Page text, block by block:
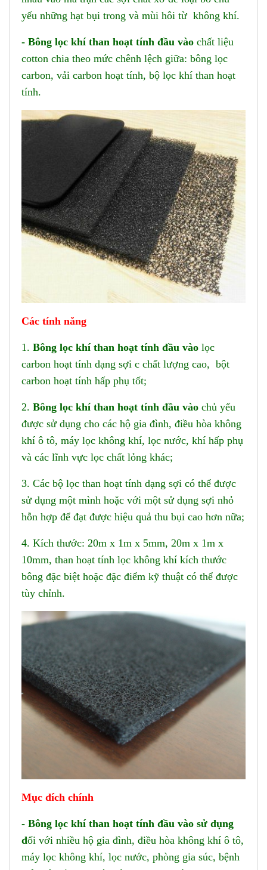
yếu những hạt bụi trong và mùi hôi từ không khí.
- Bông lọc khí than hoạt tính đầu vào chất liệu
cotton chia theo mức chênh lệch giữa: bông lọc
carbon, vải carbon hoạt tính, bộ lọc khí than hoạt
tính.
Các tính năng
1. Bông lọc khí than hoạt tính đầu vào lọc
carbon hoạt tính dạng sợi c chất lượng cao, bột
carbon hoạt tính hấp phụ tốt;
2. Bông lọc khí than hoạt tính đầu vào chủ yếu
được sử dụng cho các hộ gia đình, điều hòa không
khí ô tô, máy lọc không khí, lọc nước, khí hấp phụ
và các lĩnh vực lọc chất lỏng khác;
3. Các bộ lọc than hoạt tính dạng sợi có thể được
sử dụng một mình hoặc với một sử dụng sợi nhỏ
hỗn hợp để đạt được hiệu quả thu bụi cao hơn nữa;
4. Kích thước: 20m x 1m x 5mm, 20m x 1m x
10mm, than hoạt tính lọc không khí kích thước
bông đặc biệt hoặc đặc điểm kỹ thuật có thể được
tùy chỉnh.
Mục đích chính
- Bông lọc khí than hoạt tính đầu vào sử dụng
đối với nhiều hộ gia đình, điều hòa không khí ô tô,
máy lọc không khí, lọc nước, phòng gia súc, bệnh